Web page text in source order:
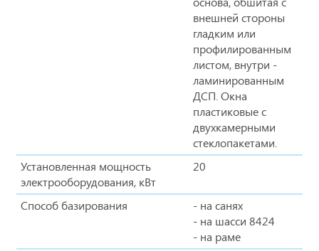
внешней стороны
гладким или
профилированным
листом, внутри -
ламинированным
ДСП. Окна
пластиковые с
двухкамерными
стеклопакетами.
Установленная мощность
электрооборудования, кВт
20
Способ базирования
- на санях
- на шасси 8424
- на раме